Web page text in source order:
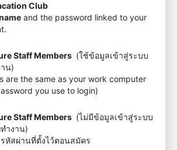
Club
and the password linked to your
Staff Members (ใช้ข้อมูลเข้าสู่ระบบ
น)
are the same as your work computer
you use to login)
Staff Members (ไม่มีข้อมูลเข้าสู่ระบบ
ำงาน)
หัสผ่านที่ตั้งไว้ตอนสมัคร